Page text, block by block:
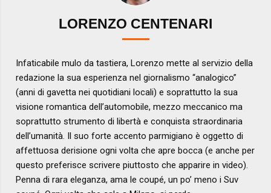
LORENZO CENTENARI
Infaticabile mulo da tastiera, Lorenzo mette al servizio della
redazione la sua esperienza nel giornalismo “analogico”
(anni di gavetta nei quotidiani locali) e soprattutto la sua
visione romantica dell’automobile, mezzo meccanico ma
soprattutto strumento di libertà e conquista straordinaria
dell’umanità. Il suo forte accento parmigiano è oggetto di
affettuosa derisione ogni volta che apre bocca (e anche per
questo preferisce scrivere piuttosto che apparire in video).
Penna di rara eleganza, ama le coupé, un po’ meno i Suv